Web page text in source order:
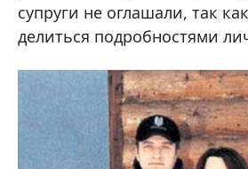
супруги не оглашали, так
делиться подробностями